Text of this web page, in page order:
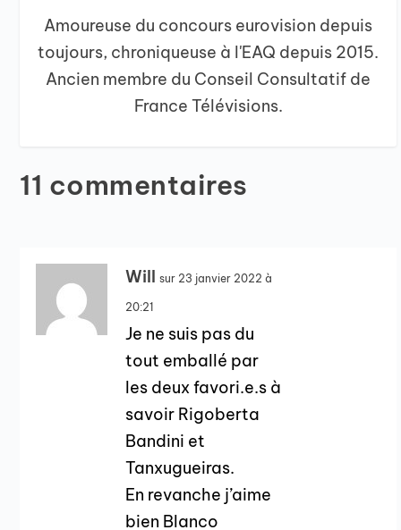
Amoureuse du concours eurovision depuis
toujours, chroniqueuse à l'EAQ depuis 2015.
Ancien membre du Conseil Consultatif de
France Télévisions.
11 commentaires
Will sur 23 janvier 2022 à
20:21
Je ne suis pas du
tout emballé par
les deux favori.e.s à
savoir Rigoberta
Bandini et
Tanxugueiras.
En revanche j’aime
bien Blanco